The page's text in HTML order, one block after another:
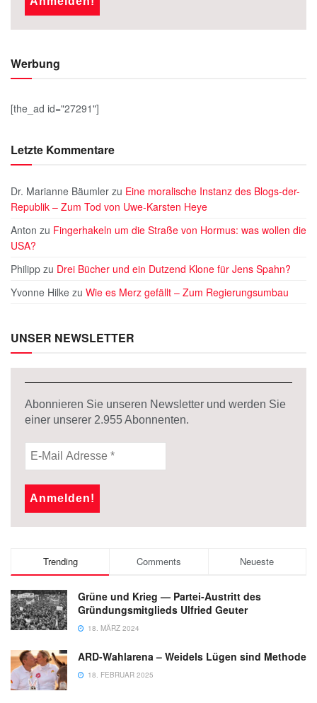
Werbung
[the_ad id="27291"]
Letzte Kommentare
Dr. Marianne Bäumler zu Eine moralische Instanz des Blogs-der-
Republik – Zum Tod von Uwe-Karsten Heye
Anton zu Fingerhakeln um die Straße von Hormus: was wollen die
USA?
Philipp zu Drei Bücher und ein Dutzend Klone für Jens Spahn?
Yvonne Hilke zu Wie es Merz gefällt – Zum Regierungsumbau
UNSER NEWSLETTER
Abonnieren Sie unseren Newsletter und werden Sie
einer unserer 2.955Abonnenten.
Trending Comments Neueste
Grüne und Krieg — Partei-Austritt des
Gründungsmitglieds Ulfried Geuter
18. MÄRZ 2024
ARD-Wahlarena – Weidels Lügen sind Methode
18. FEBRUAR 2025